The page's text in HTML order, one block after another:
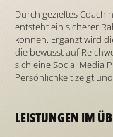
Durch gezieltes
entsteht ein sicherer
können. Ergänzt wird
die bewusst auf
sich eine Social Media
Persönlichkeit zeigt
LEISTUNGEN IM